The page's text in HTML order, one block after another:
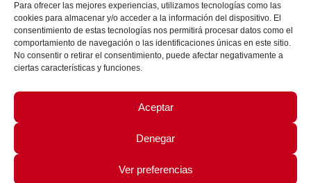
Para ofrecer las mejores experiencias, utilizamos tecnologías como las
cookies para almacenar y/o acceder a la información del dispositivo. El
consentimiento de estas tecnologías nos permitirá procesar datos como el
comportamiento de navegación o las identificaciones únicas en este sitio.
No consentir o retirar el consentimiento, puede afectar negativamente a
ciertas características y funciones.
Aceptar
Denegar
Ver preferencias
SERTIFIKATI
Política de la Seguridad de la Información